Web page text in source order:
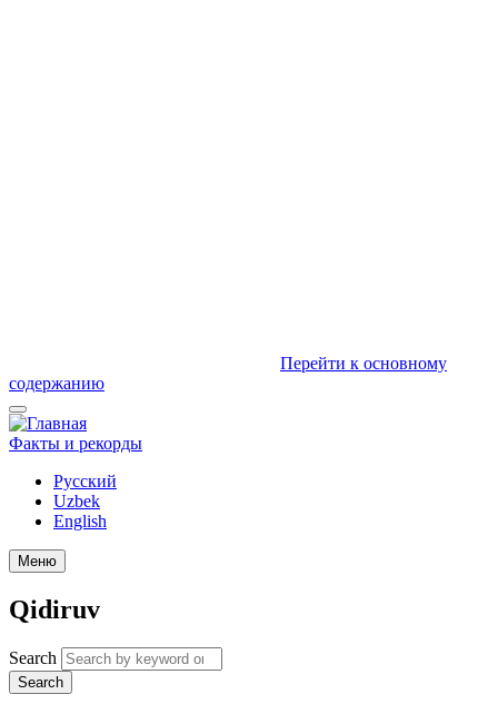
Перейти к основному
содержанию
Факты и рекорды
Русский
Uzbek
English
Меню
Qidiruv
Search
Search